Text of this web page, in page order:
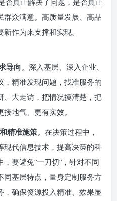
否真正解决了问题，是否真正
群众满意。高质量发展、高品
作为来支撑和实现。
导向。深入基层、深入企业、
，精准发现问题，找准服务的
、大走访，把情况摸清楚，把
地气、更有实效。
精准施策。在决策过程中，
现代信息技术，提高决策的科
要避免“一刀切”，针对不同
同基层特点，量身定制服务方
，确保资源投入精准、效果显